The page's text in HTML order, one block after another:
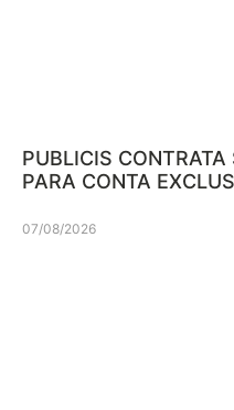
PUBLICIS CONTRATA
PARA CONTA
07/08/2026